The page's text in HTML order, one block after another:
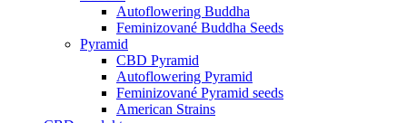
Autoflowering Buddha
Feminizované Buddha Seeds
Pyramid
CBD Pyramid
Autoflowering Pyramid
Feminizované Pyramid seeds
American Strains